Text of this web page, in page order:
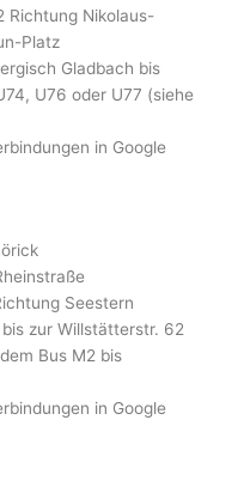
Richtung Nikolaus-
Platz
Gladbach bis
U76 oder U77 (siehe
in Google
Seestern
zur Willstätterstr. 62
Bus M2 bis
in Google